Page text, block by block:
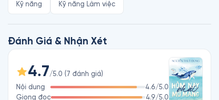
việc ở thành phố Hồ Chí Minh, chủ yếu trong lĩnh vực ngôn ngữ
hội Ngày ngày viết chữ như một blog nhỏ tập hợp các bài viết
khi làm content marketing, chuyên “kể những câu chuyện
giản dị be bé về tiếng Việt”, được đông đảo bạn đọc đón
nhận. Bạn có thể biết đến Thùy Dung qua các sách Hôm Nay
Phải Mở Mang, Từ Vay Hay Dùng, Chữ Xưa Còn Một Chút Này…
Kỹ năng Kỹ năng Làm việc
Đánh Giá & Nhận Xét
4.7/5.0 (7 đánh giá)
Nội dung
4.6/5.0
Giọng đọc
4.9/5.0